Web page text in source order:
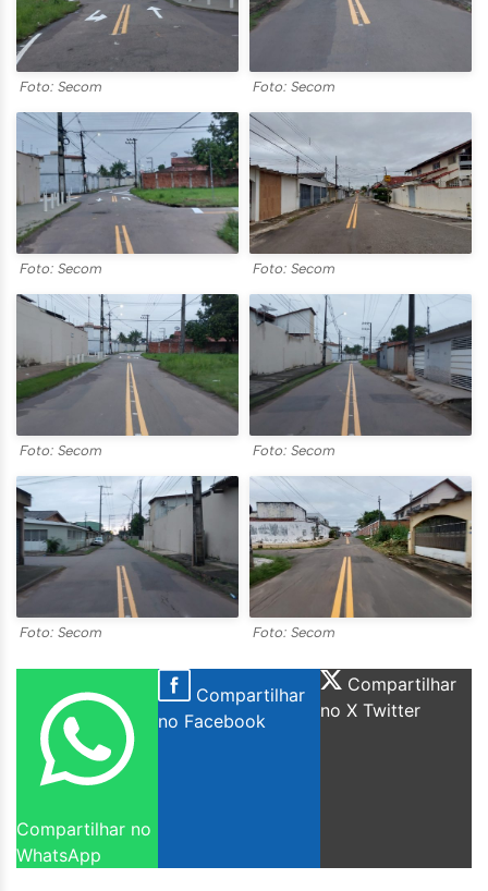
Foto: Secom Foto: Secom
Foto: Secom Foto: Secom
Foto: Secom Foto: Secom
Foto: Secom Foto: Secom
Compartilhar no
WhatsApp
Compartilhar
no Facebook
Compartilhar
no X Twitter